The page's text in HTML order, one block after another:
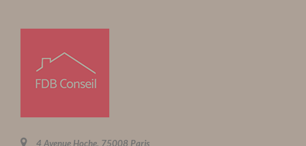
4 Avenue Hoche, 75008 Paris